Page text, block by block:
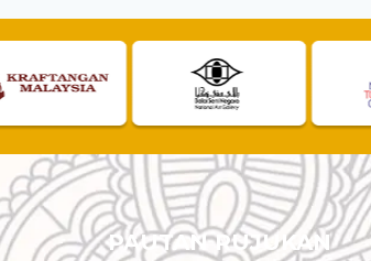
PAUTAN RUJUKAN